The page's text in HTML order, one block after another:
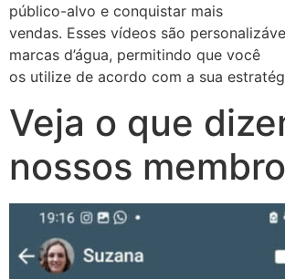
público-alvo e conquistar mais
vendas. Esses vídeos são
marcas d’água, permitindo que você
os utilize de acordo com a sua
Veja o que
nossos